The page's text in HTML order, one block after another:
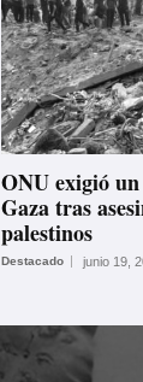
ONU exigió
Gaza tras
palestinos
Destacado junio 19,